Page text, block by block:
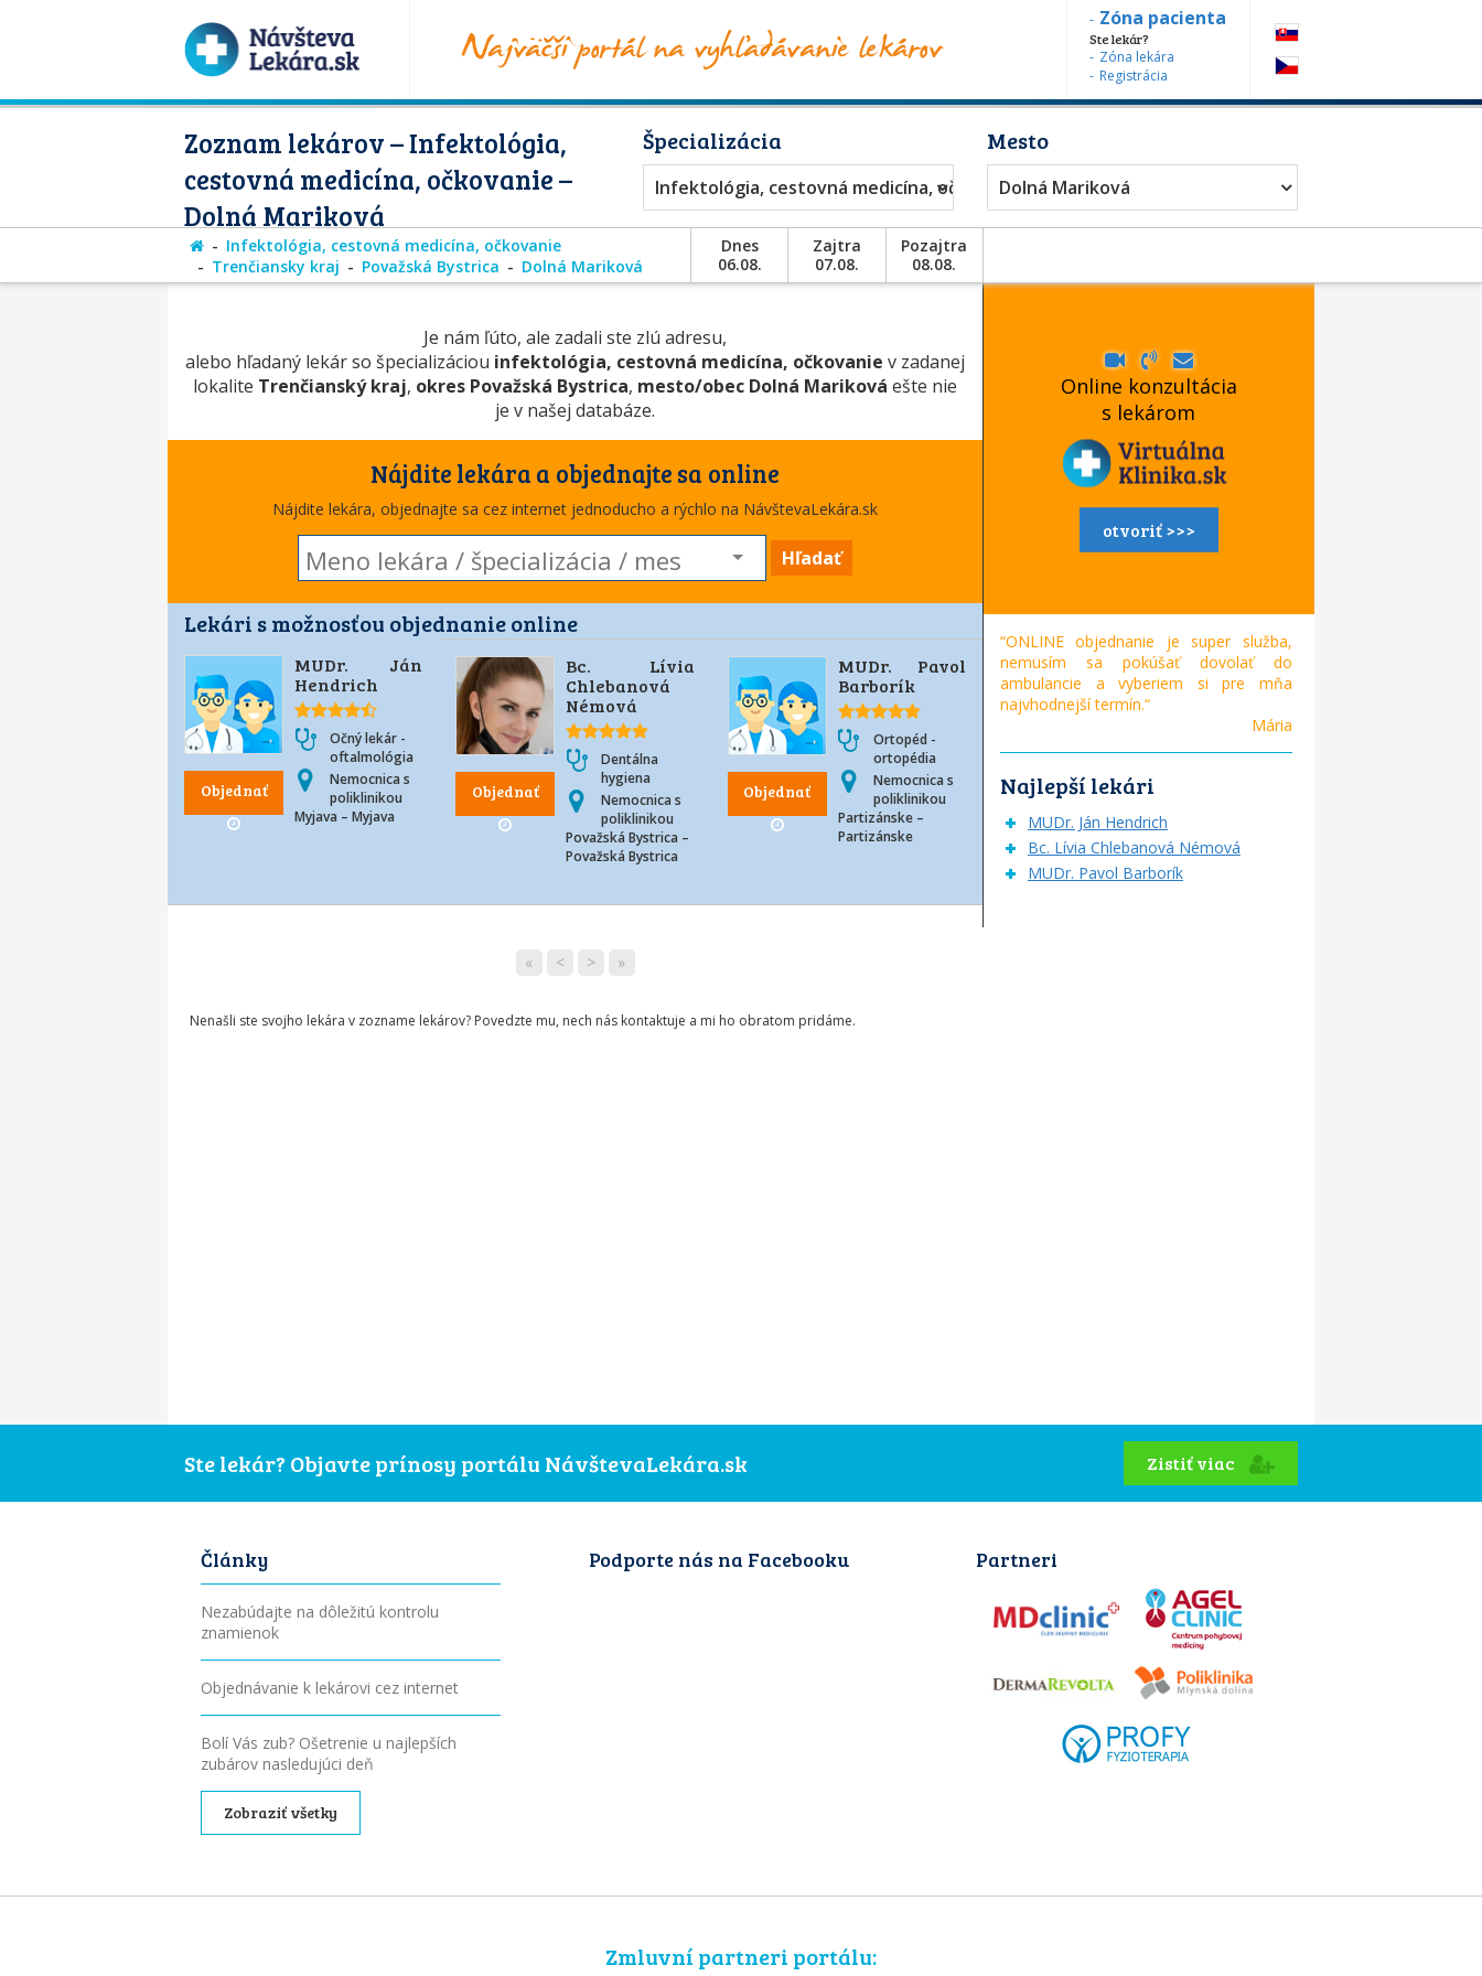
Zóna pacienta
Ste lekár?
Zóna lekára
Registrácia
Zoznam lekárov – Infektológia,
cestovná medicína, očkovanie –
Dolná Mariková
Špecializácia
Infektológia, cestovná medicína, očkovanie
Mesto
Dolná Mariková
Infektológia, cestovná medicína, očkovanie
Trenčiansky kraj
Považská Bystrica Dolná Mariková
Dnes
06.08.
Zajtra
07.08.
Pozajtra
08.08.
Je nám ľúto, ale zadali ste zlú adresu,
alebo hľadaný lekár so špecializáciou infektológia, cestovná medicína, očkovanie v zadanej
lokalite Trenčianský kraj, okres Považská Bystrica, mesto/obec Dolná Mariková ešte nie
je v našej databáze.
Nájdite lekára a objednajte sa online
Nájdite lekára, objednajte sa cez internet jednoducho a rýchlo na NávštevaLekára.sk
Hľadať
Lekári s možnosťou objednanie online
Objednať
MUDr. Ján
Hendrich
Očný lekár -
oftalmológia
Nemocnica s
poliklinikou
Myjava – Myjava
Objednať
Bc. Lívia
Chlebanová
Némová
Dentálna
hygiena
Nemocnica s
poliklinikou
Považská Bystrica –
Považská Bystrica
Objednať
MUDr. Pavol
Barborík
Ortopéd -
ortopédia
Nemocnica s
poliklinikou
Partizánske –
Partizánske
« < > »
Nenašli ste svojho lekára v zozname lekárov? Povedzte mu, nech nás kontaktuje a mi ho obratom pridáme.
Online konzultácia
s lekárom
otvoriť >>>
“ONLINE objednanie je super služba,
nemusím sa pokúšať dovolať do
ambulancie a vyberiem si pre mňa
najvhodnejší termín.“
Mária
Najlepší lekári
MUDr. Ján Hendrich
Bc. Lívia Chlebanová Némová
MUDr. Pavol Barborík
Ste lekár? Objavte prínosy portálu NávštevaLekára.sk Zistiť viac
Články
Nezabúdajte na dôležitú kontrolu
znamienok
Objednávanie k lekárovi cez internet
Bolí Vás zub? Ošetrenie u najlepších
zubárov nasledujúci deň
Zobraziť všetky
Podporte nás na Facebooku Partneri
Zmluvní partneri portálu: